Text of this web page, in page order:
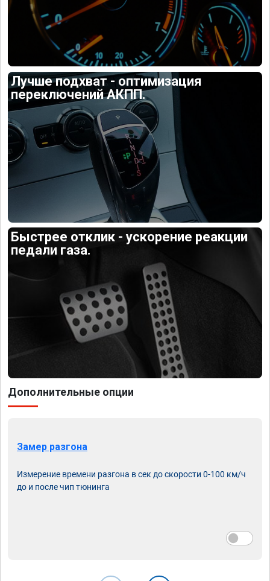
Лучше подхват - оптимизация
переключений АКПП.
Быстрее отклик - ускорение реакции
педали газа.
Дополнительные опции
Замер разгона
Измерение времени разгона в сек до скорости 0-100 км/ч
до и после чип тюнинга